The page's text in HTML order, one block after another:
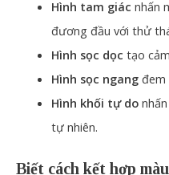
Hình tam giác nhấn
đương đầu với thử
Hình sọc dọc tạo
Hình sọc ngangđem
Hình khối tự donhấn
tự nhiên.
Biết cách kết hợp